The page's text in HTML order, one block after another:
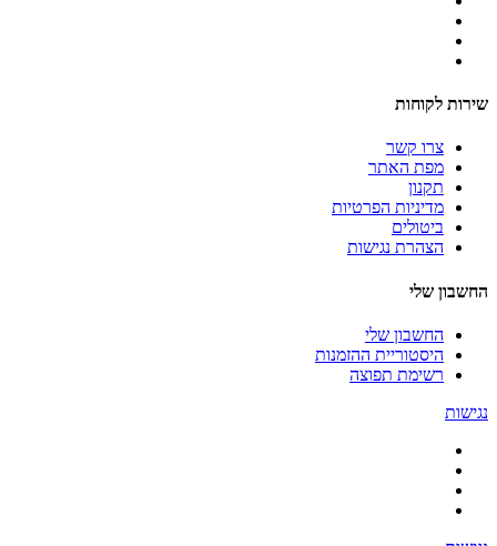
שירות לקוחות
צרו קשר
מפת האתר
תקנון
מדיניות הפרטיות
ביטולים
הצהרת נגישות
החשבון שלי
החשבון שלי
היסטוריית ההזמנות
רשימת תפוצה
נגישות